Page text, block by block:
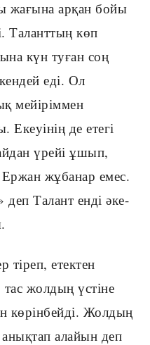
жағына арқан бойы
Таланттың көп
күн туған соң
еді. Ол
мейіріммен
де етегі
үрейі ұшып,
жұбанар емес.
деп Талант енді әке-
тіреп, етектен
тас жолдың үстіне
Жолдың
алайын деп